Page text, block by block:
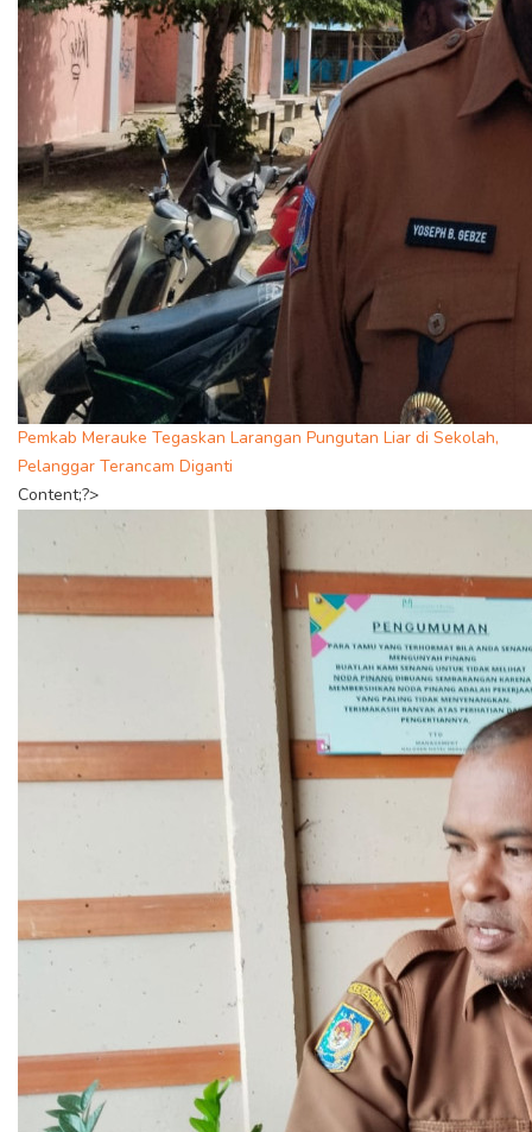
Pemkab Merauke Tegaskan Larangan Pungutan Liar di Sekolah,
Pelanggar Terancam Diganti
Content;?>